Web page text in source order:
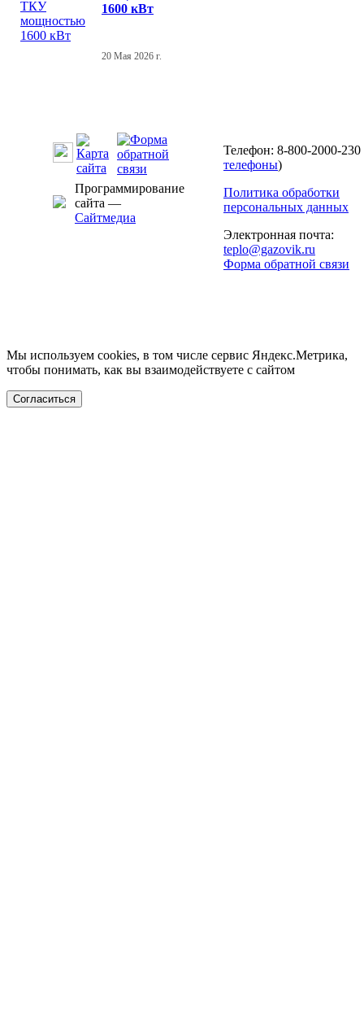
1600 кВт
20 Мая 2026 г.
Программирование
сайта —
Сайтмедиа
Телефон: 8-800-2000-230
телефоны)
Политика обработки
персональных данных
Электронная почта:
teplo@gazovik.ru
Форма обратной связи
Мы используем cookies, в том числе сервис Яндекс.Метрика,
чтобы понимать, как вы взаимодействуете с сайтом
Согласиться